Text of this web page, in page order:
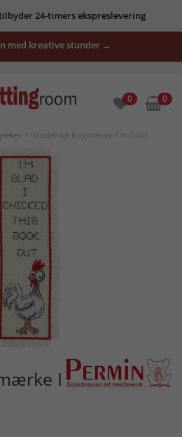
24-timers ekspreslevering
med kreative stunder →
0 0
> Broderikit Bogmærke I´m Glad..
I